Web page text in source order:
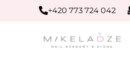
+420 773 724 042